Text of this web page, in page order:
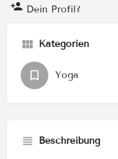
Dein Profil?
Kategorien
Yoga
Beschreibung